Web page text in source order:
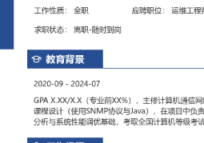
性别: 男年龄: 26 学历: 本科婚姻状态:
邮箱: xiaowan@gangwan.com
求职意向
工作性质: 全职应聘职位: 运维工程师
求职状态: 离职-随时到岗